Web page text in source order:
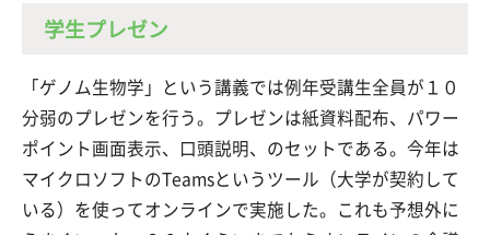
学生プレゼン
「ゲノム生物学」という講義では例年受講生全員が１０
分弱のプレゼンを行う。プレゼンは紙資料配布、パワー
ポイント画面表示、口頭説明、のセットである。今年は
マイクロソフトのTeamsというツール（大学が契約して
いる）を使ってオンラインで実施した。これも予想外に